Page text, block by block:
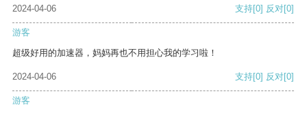
2024-04-06 支持[0] 反对[0]
游客
超级好用的加速器，妈妈再也不用担心我的学习啦！
2024-04-06 支持[0] 反对[0]
游客